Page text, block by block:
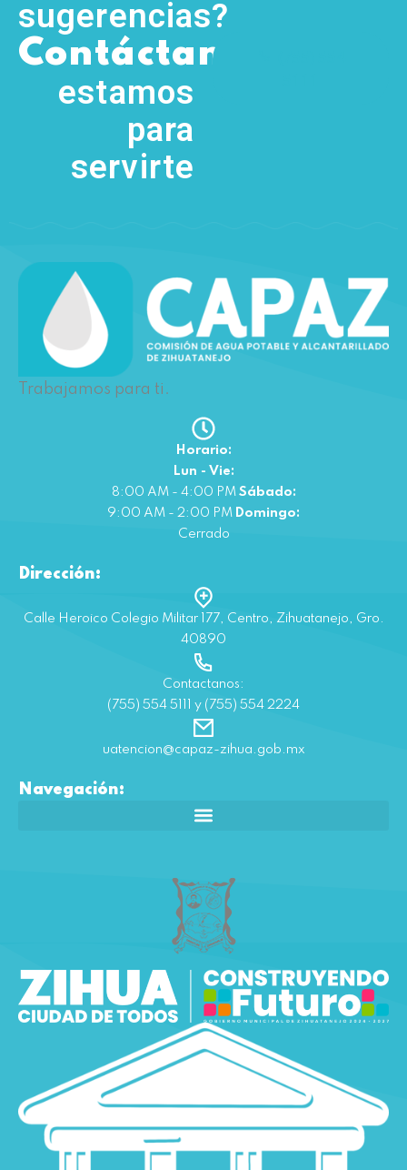
sugerencias?
Contáctanos
estamos
para
servirte
Trabajamos para ti.
Horario:
Lun - Vie:
8:00 AM - 4:00 PM Sábado:
9:00 AM - 2:00 PM Domingo:
Cerrado
Dirección:
Calle Heroico Colegio Militar 177, Centro, Zihuatanejo, Gro.
40890
Contactanos:
(755) 554 5111 y (755) 554 2224
uatencion@capaz-zihua.gob.mx
Navegación: